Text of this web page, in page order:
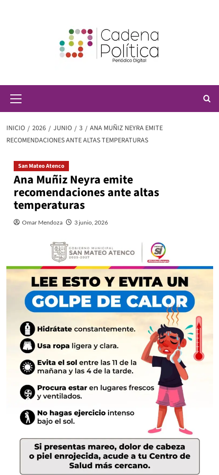
principal
INICIO 2026 JUNIO 3
ANA MUÑIZ NEYRA EMITE
RECOMENDACIONES ANTE ALTAS TEMPERATURAS
San Mateo Atenco
Ana Muñiz Neyra emite
recomendaciones ante altas
temperaturas
Omar Mendoza 3 junio, 2026